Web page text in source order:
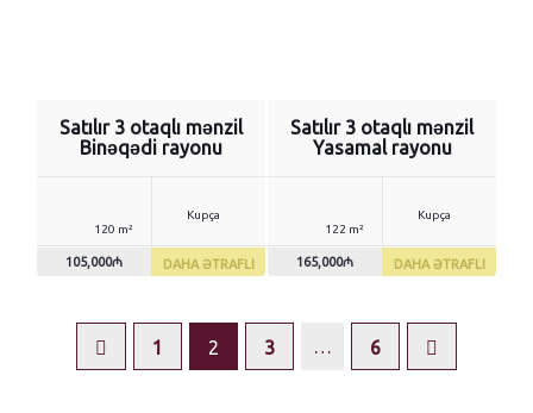
Satılır 3 otaqlı mənzil
Binəqədi rayonu
120 m²
Kupça
105,000₼ DAHA ƏTRAFLI
Satılır 3 otaqlı mənzil
Yasamal rayonu
122 m²
Kupça
165,000₼ DAHA ƏTRAFLI
1 2 3 … 6